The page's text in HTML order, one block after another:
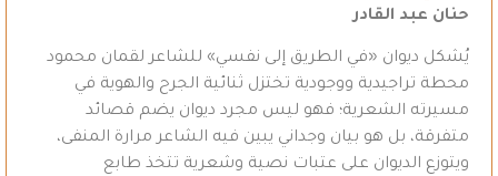
حنان عبد القادر
يُشكل ديوان «في الطريق إلى نفسي» للشاعر لقمان محمود
محطة تراجيدية ووجودية تختزل ثنائية الجرح والهوية في
مسيرته الشعرية؛ فهو ليس مجرد ديوان يضم قصائد
متفرقة، بل هو بيان وجداني يبين فيه الشاعر مرارة المنفى،
ويتوزع الديوان على عتبات نصية وشعرية تتخذ طابع